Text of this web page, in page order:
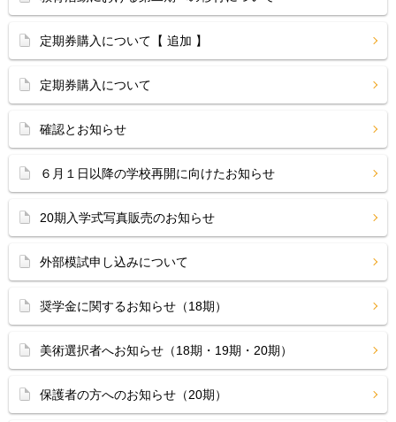
定期券購入について【 追加 】
定期券購入について
確認とお知らせ
６月１日以降の学校再開に向けたお知らせ
20期入学式写真販売のお知らせ
外部模試申し込みについて
奨学金に関するお知らせ（18期）
美術選択者へお知らせ（18期・19期・20期）
保護者の方へのお知らせ（20期）